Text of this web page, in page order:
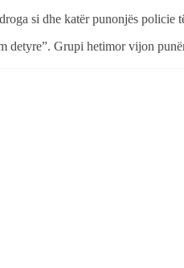
si dhe katër punonjës policie
detyre”. Grupi hetimor vijon